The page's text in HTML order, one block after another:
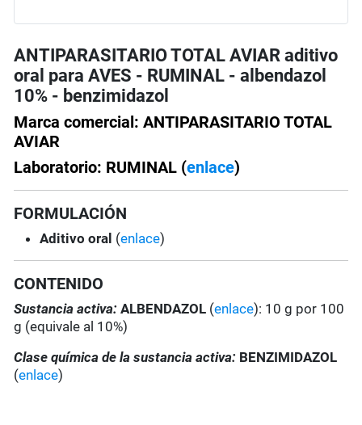
ANTIPARASITARIO TOTAL AVIAR aditivo
oral para AVES - RUMINAL - albendazol
10% - benzimidazol
Marca comercial: ANTIPARASITARIO TOTAL
AVIAR
Laboratorio: RUMINAL (enlace)
FORMULACIÓN
Aditivo oral (enlace)
CONTENIDO
Sustancia activa: ALBENDAZOL (enlace): 10 g por 100
g (equivale al 10%)
Clase química de la sustancia activa: BENZIMIDAZOL
(enlace)